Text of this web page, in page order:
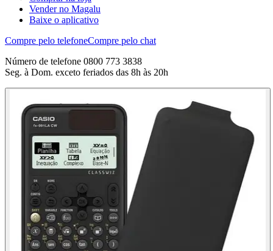
Vender no Magalu
Baixe o aplicativo
Compre pelo telefoneCompre pelo chat
Número de telefone 0800 773 3838
Seg. à Dom. exceto feriados das 8h às 20h